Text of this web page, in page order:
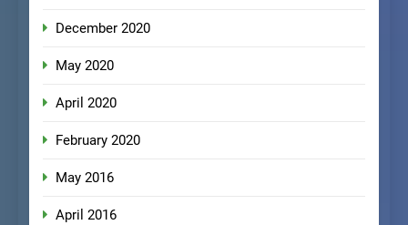
December 2020
May 2020
April 2020
February 2020
May 2016
April 2016